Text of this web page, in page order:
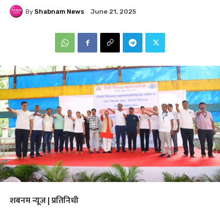
By Shabnam News June 21, 2025
शबनम न्यूज | प्रतिनिधी